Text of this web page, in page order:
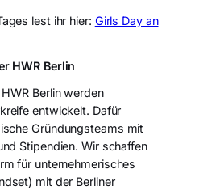
lest ihr hier: Girls Day an
HWR Berlin
Berlin werden
entwickelt. Dafür
Gründungsteams mit
Stipendien. Wir schaffen
für unternehmerisches
mit der Berliner